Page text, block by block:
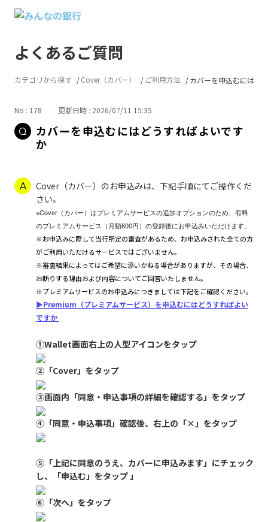
よくあるご質問
カテゴリから探す Cover（カバー） ご利用方法 カバーを申込むにはど
No : 178 更新日時 : 2026/07/11 15:35
カバーを申込むにはどうすればよいです
か
Cover（カバー）のお申込みは、下記手順にてご操作くだ
さい。
※Cover（カバー）はプレミアムサービスの追加オプションのため、有料
のプレミアムサービス（月額600円）の登録後にお申込みいただけます。
※お申込みに際して当行所定の審査があるため、お申込みされた全ての方
がご利用いただけるサービスではございません。
※審査結果によってはご希望に添いかねる場合がありますが、その場合、
お断りする理由および内容についてご回答いたしません。
※プレミアムサービスのお申込みにつきましては下記をご確認ください。
▶Premium（プレミアムサービス）を申込むにはどうすればよい
ですか
①Wallet画面右上の人型アイコンをタップ
②「Cover」をタップ
③画面内「同意・申込事項の詳細を確認する」をタップ
④「同意・申込事項」確認後、右上の「×」をタップ
⑤「上記に同意のうえ、カバーに申込みます」にチェック
し、「申込む」をタップ 」
⑥「次へ」をタップ